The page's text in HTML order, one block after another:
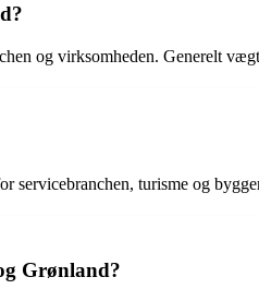
og virksomheden. Generelt
servicebranchen, turisme og
Grønland?